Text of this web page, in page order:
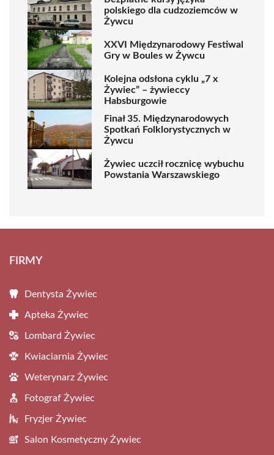
polskiego dla cudzoziemców w
Żywcu
XXVI Międzynarodowy Festiwal
Gry w Boules w Żywcu
Kolejna odsłona cyklu „7 x
Żywiec” – żywieccy
Habsburgowie
Finał 35. Międzynarodowych
Spotkań Folklorystycznych w
Żywcu
Żywiec uczcił rocznicę wybuchu
Powstania Warszawskiego
FIRMY
Dentysta Żywiec
Apteka Żywiec
Lombard Żywiec
Kwiaciarnia Żywiec
Weterynarz Żywiec
Fotograf Żywiec
Fryzjer Żywiec
Salon Kosmetyczny Żywiec